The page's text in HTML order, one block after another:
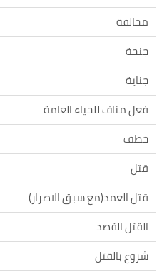
مخالفة
جنحة
جناية
فعل مناف للحياء العامة
خطف
قتل
قتل العمد(مع سبق الاصرار)
القتل القصد
شروع بالقتل